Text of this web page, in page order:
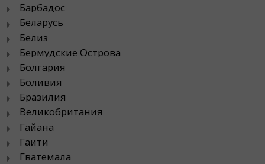
Барбадос
Беларусь
Белиз
Бермудские Острова
Болгария
Боливия
Бразилия
Великобритания
Гайана
Гаити
Гватемала